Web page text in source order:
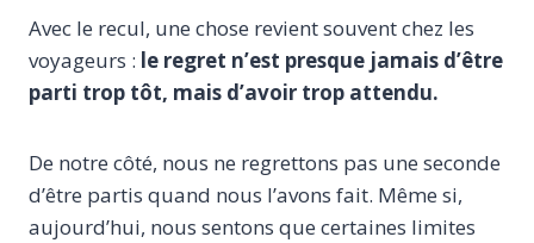
Avec le recul, une chose revient souvent chez les
voyageurs : le regret n’est presque jamais d’être
parti trop tôt, mais d’avoir trop attendu.
De notre côté, nous ne regrettons pas une seconde
d’être partis quand nous l’avons fait. Même si,
aujourd’hui, nous sentons que certaines limites